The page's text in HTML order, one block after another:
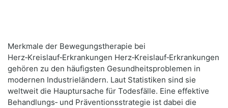
Merkmale der Bewegungstherapie bei
Herz‑Kreislauf‑Erkrankungen Herz‑Kreislauf‑Erkrankungen
gehören zu den häufigsten Gesundheitsproblemen in
modernen Industrieländern. Laut Statistiken sind sie
weltweit die Hauptursache für Todesfälle. Eine effektive
Behandlungs‑ und Präventionsstrategie ist dabei die